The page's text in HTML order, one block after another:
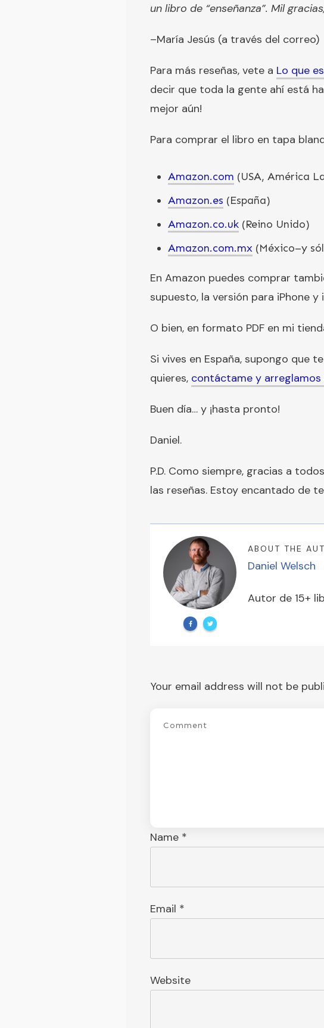
un libro de “enseñanza”. Mil
–María Jesús (a través del correo)
Para más reseñas, vete a Lo que
decir que toda la gente ahí está
mejor aún!
Para comprar el libro en tapa
Amazon.com (USA, América
Amazon.es (España)
Amazon.co.uk (Reino Unido)
Amazon.com.mx (México–y
En Amazon puedes comprar
supuesto, la versión para iPhone y
O bien, en formato PDF en mi
Si vives en España, supongo que
quieres, contáctame y arreglamos
Buen día… y ¡hasta pronto!
Daniel.
P.D. Como siempre, gracias a
las reseñas. Estoy encantado de
ABOUT THE
Daniel Welsch
Autor de 15+
Your email address will not be
Name *
Email *
Website